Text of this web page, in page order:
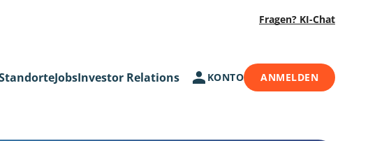
Fragen? KI-Chat
JobsInvestor Relations KONTO ANMELDEN